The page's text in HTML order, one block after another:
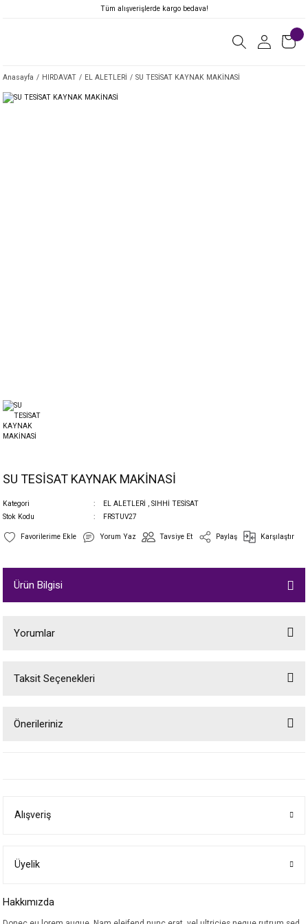
Tüm alışverişlerde kargo bedava!
Anasayfa HIRDAVAT EL ALETLERİ SU TESİSAT KAYNAK MAKİNASİ
SU TESİSAT KAYNAK MAKİNASİ
Kategori EL ALETLERİ
SIHHİ TESİSAT
Stok Kodu
FRSTUV27
Yorum Yaz Tavsiye Et Paylaş Karşılaştır
Ürün Bilgisi
Yorumlar
Taksit Seçenekleri
Önerileriniz
Ürün bilgilerinde hatalar bulunuyor.
Bu ürüne benzer farklı alternatifler olmalı.
Alışveriş
Üyelik
Hakkımızda